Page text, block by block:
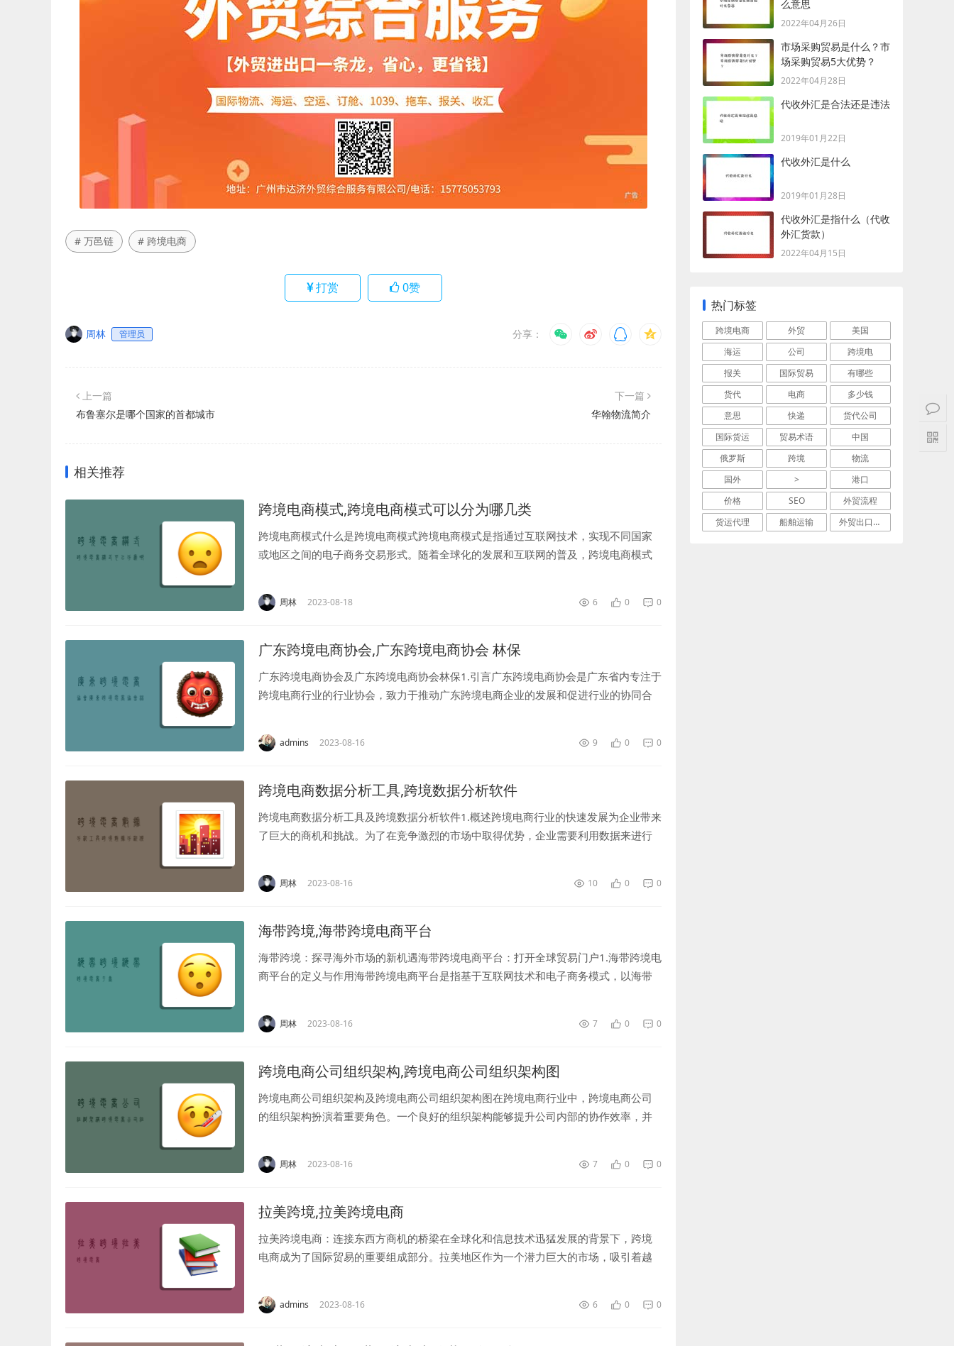
# 万邑链 # 跨境电商
打赏 0赞
周林 管理员 分享：
上一篇
布鲁塞尔是哪个国家的首都城市
下一篇
华翰物流简介
相关推荐
跨境电商模式,跨境电商模式可以分为哪几类
跨境电商模式什么是跨境电商模式跨境电商模式是指通过互联网技术，实现不同国家
或地区之间的电子商务交易形式。随着全球化的发展和互联网的普及，跨境电商模式
类：1.直邮模式...
周林 2023-08-18 6 0 0
广东跨境电商协会,广东跨境电商协会 林保
广东跨境电商协会及广东跨境电商协会林保1.引言广东跨境电商协会是广东省内专注于
跨境电商行业的行业协会，致力于推动广东跨境电商企业的发展和促进行业的协同合
行业的发展...
admins 2023-08-16 9 0 0
跨境电商数据分析工具,跨境数据分析软件
跨境电商数据分析工具及跨境数据分析软件1.概述跨境电商行业的快速发展为企业带来
了巨大的商机和挑战。为了在竞争激烈的市场中取得优势，企业需要利用数据来进行
略方面的重要...
周林 2023-08-16 10 0 0
海带跨境,海带跨境电商平台
海带跨境：探寻海外市场的新机遇海带跨境电商平台：打开全球贸易门户1.海带跨境电
商平台的定义与作用海带跨境电商平台是指基于互联网技术和电子商务模式，以海带
境电商平台，...
周林 2023-08-16 7 0 0
跨境电商公司组织架构,跨境电商公司组织架构图
跨境电商公司组织架构及跨境电商公司组织架构图在跨境电商行业中，跨境电商公司
的组织架构扮演着重要角色。一个良好的组织架构能够提升公司内部的协作效率，并
个实例跨境电商公司...
周林 2023-08-16 7 0 0
拉美跨境,拉美跨境电商
拉美跨境电商：连接东西方商机的桥梁在全球化和信息技术迅猛发展的背景下，跨境
电商成为了国际贸易的重要组成部分。拉美地区作为一个潜力巨大的市场，吸引着越
并分享一些提升拉美...
admins 2023-08-16 6 0 0
么意思
2022年04月26日
市场采购贸易是什么？市
场采购贸易5大优势？
2022年04月28日
代收外汇是合法还是违法
2019年01月22日
代收外汇是什么
2019年01月28日
代收外汇是指什么（代收
外汇货款）
2022年04月15日
热门标签
跨境电商 外贸
美国
海运
公司
跨境电
报关
国际贸易
有哪些
货代
电商
多少钱
意思
快递
货代公司
国际货运
贸易术语
中国
俄罗斯
跨境
物流
国外
>
港口
价格
SEO
外贸流程
货运代理
船舶运输 外贸出口流程